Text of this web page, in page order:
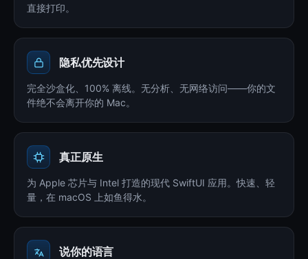
直接打印。
隐私优先设计
完全沙盒化、100% 离线。无分析、无网络访问——你的文
件绝不会离开你的 Mac。
真正原生
为 Apple 芯片与 Intel 打造的现代 SwiftUI 应用。快速、轻
量，在 macOS 上如鱼得水。
说你的语言